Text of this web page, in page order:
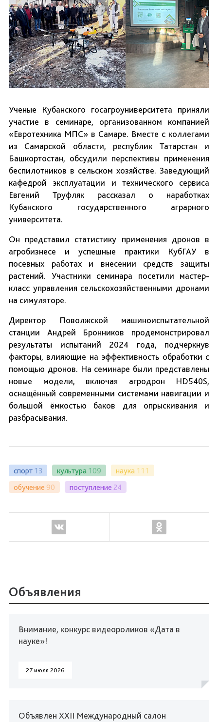
Ученые Кубанского госагроуниверситета приняли
участие в семинаре, организованном компанией
«Евротехника МПС» в Самаре. Вместе с коллегами
из Самарской области, республик Татарстан и
Башкортостан, обсудили перспективы применения
беспилотников в сельском хозяйстве. Заведующий
кафедрой эксплуатации и технического сервиса
Евгений Труфляк рассказал о наработках
Кубанского государственного аграрного
университета.
Он представил статистику применения дронов в
агробизнесе и успешные практики КубГАУ в
посевных работах и внесении средств защиты
растений. Участники семинара посетили мастер-
класс управления сельскохозяйственными дронами
на симуляторе.
Директор Поволжской машиноиспытательной
станции Андрей Бронников продемонстрировал
результаты испытаний 2024 года, подчеркнув
факторы, влияющие на эффективность обработки с
помощью дронов. На семинаре были представлены
новые модели, включая агродрон HD540S,
оснащённый современными системами навигации и
большой ёмкостью баков для опрыскивания и
разбрасывания.
спорт 13 культура 109 наука 111
обучение 90 поступление 24
Объявления
Внимание, конкурс видеороликов «Дата в
науке»!
27 июля 2026
Объявлен XXII Международный салон